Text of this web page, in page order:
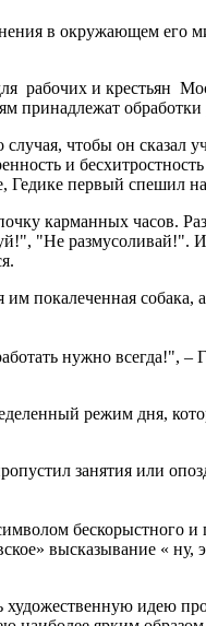
в окружающем его
рабочих и крестьян
принадлежат
чтобы он сказал
и
Гедике первый спешил
карманных часов.
"Не размусоливай!".
собака,
нужно всегда!", –
режим дня,
занятия или
бескорыстного
высказывание « ну,
идею